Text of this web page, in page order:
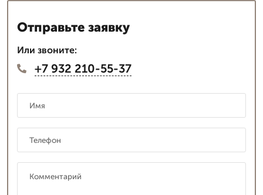
Отправьте заявку
Или звоните:
+7 932 210-55-37